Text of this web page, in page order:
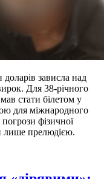
зависла над
Для 38-річного
стати білетом у
для міжнародного
фізичної
лише прелюдією.